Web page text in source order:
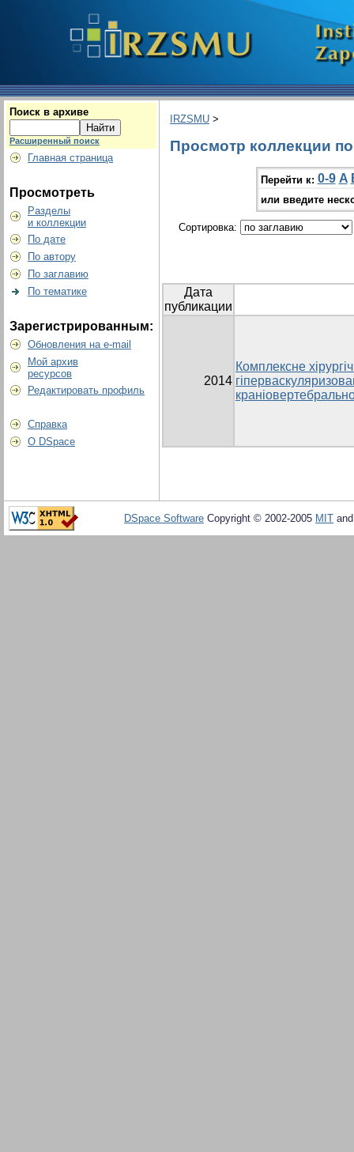
Поиск в архиве
Расширенный поиск
Главная страница
Просмотреть
Разделы
и коллекции
По дате
По автору
По заглавию
По тематике
Зарегистрированным:
Обновления на e-mail
Мой архив
ресурсов
Редактировать профиль
Справка
О DSpace
IRZSMU >
Просмотр коллекции
Перейти к: 0-9 A
или введите
Сортировка:
Дата
публикации
2014
Комплексне
DSpace Software Copyright © 2002-2005 MIT